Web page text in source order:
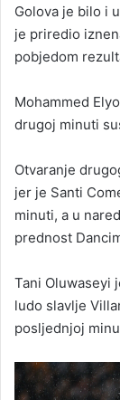
Golova je bilo i
je priredio
pobjedom
Mohammed
drugoj minuti
Otvaranje
jer je Santi
minuti, a u
prednost
Tani Oluwaseyi
ludo slavlje
posljednjoj